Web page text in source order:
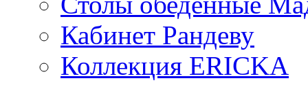
Кабинет Рандеву
Коллекция ERICKA